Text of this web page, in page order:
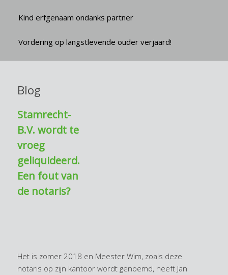
Kind erfgenaam ondanks partner
Vordering op langstlevende ouder verjaard!
Blog
Stamrecht-
B.V. wordt te
vroeg
geliquideerd.
Een fout van
de notaris?
Het is zomer 2018 en Meester Wim, zoals deze
notaris op zijn kantoor wordt genoemd, heeft Jan